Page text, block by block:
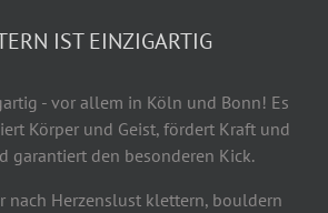
IST EINZIGARTIG
- vor allem in Köln und Bonn! Es
Körper und Geist, fördert Kraft und
garantiert den besonderen Kick.
nach Herzenslust klettern, bouldern